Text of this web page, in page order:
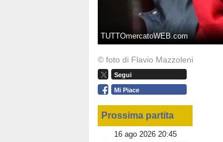
TUTTOmercatoWEB.com
© foto di Flavio Mazzoleni
Segui
Mi Piace
Prossima partita
16 ago 2026 20:45